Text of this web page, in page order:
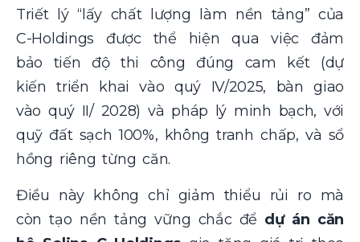
Triết lý “lấy chất lượng làm nền tảng” của
C-Holdings được thể hiện qua việc đảm
bảo tiến độ thi công đúng cam kết (dự
kiến triển khai vào quý IV/2025, bàn giao
vào quý II/ 2028) và pháp lý minh bạch, với
quỹ đất sạch 100%, không tranh chấp, và sổ
hồng riêng từng căn.
Điều này không chỉ giảm thiểu rủi ro mà
còn tạo nền tảng vững chắc để dự án căn